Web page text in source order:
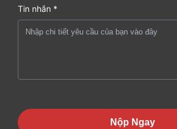
Tin nhắn *
Nộp Ngay